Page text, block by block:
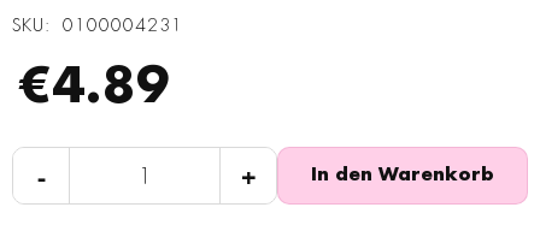
SKU 0100004231
€4.89
- + In den Warenkorb